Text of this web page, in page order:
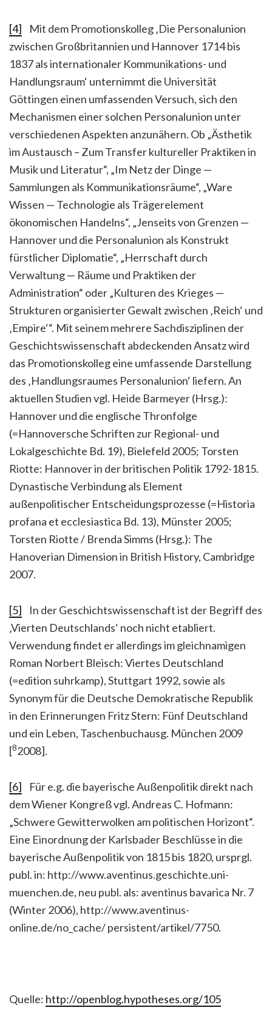
[4] Mit dem Promotionskolleg ‚Die Personalunion
zwischen Großbritannien und Hannover 1714 bis
1837 als internationaler Kommunikations- und
Handlungsraum‘ unternimmt die Universität
Göttingen einen umfassenden Versuch, sich den
Mechanismen einer solchen Personalunion unter
verschiedenen Aspekten anzunähern. Ob „Ästhetik
im Austausch – Zum Transfer kultureller Praktiken in
Musik und Literatur“, „Im Netz der Dinge —
Sammlungen als Kommunikationsräume“, „Ware
Wissen — Technologie als Trägerelement
ökonomischen Handelns“, „Jenseits von Grenzen —
Hannover und die Personalunion als Konstrukt
fürstlicher Diplomatie“, „Herrschaft durch
Verwaltung — Räume und Praktiken der
Administration“ oder „Kulturen des Krieges —
Strukturen organisierter Gewalt zwischen ‚Reich‘ und
‚Empire‘“. Mit seinem mehrere Sachdisziplinen der
Geschichtswissenschaft abdeckenden Ansatz wird
das Promotionskolleg eine umfassende Darstellung
des ‚Handlungsraumes Personalunion‘ liefern. An
aktuellen Studien vgl. Heide Barmeyer (Hrsg.):
Hannover und die englische Thronfolge
(=Hannoversche Schriften zur Regional- und
Lokalgeschichte Bd. 19), Bielefeld 2005; Torsten
Riotte: Hannover in der britischen Politik 1792-1815.
Dynastische Verbindung als Element
außenpolitischer Entscheidungsprozesse (=Historia
profana et ecclesiastica Bd. 13), Münster 2005;
Torsten Riotte / Brenda Simms (Hrsg.): The
Hanoverian Dimension in British History, Cambridge
2007.
[5] In der Geschichtswissenschaft ist der Begriff des
‚Vierten Deutschlands‘ noch nicht etabliert.
Verwendung findet er allerdings im gleichnamigen
Roman Norbert Bleisch: Viertes Deutschland
(=edition suhrkamp), Stuttgart 1992, sowie als
Synonym für die Deutsche Demokratische Republik
in den Erinnerungen Fritz Stern: Fünf Deutschland
und ein Leben, Taschenbuchausg. München 2009
[82008].
[6] Für e.g. die bayerische Außenpolitik direkt nach
dem Wiener Kongreß vgl. Andreas C. Hofmann:
„Schwere Gewitterwolken am politischen Horizont“.
Eine Einordnung der Karlsbader Beschlüsse in die
bayerische Außenpolitik von 1815 bis 1820, ursprgl.
publ. in: http://www.aventinus.geschichte.uni-
muenchen.de, neu publ. als: aventinus bavarica Nr. 7
(Winter 2006), http://www.aventinus-
online.de/no_cache/ persistent/artikel/7750.
Quelle: http://openblog.hypotheses.org/105